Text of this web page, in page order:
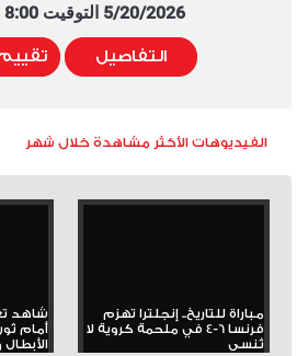
5/20/2026 التوقيت 8:00 PM
التفاصيل تقييم
الفيديوهات الأكثر مشاهدة خلال شهر
مباراة للتاريخ.. إنجلترا تهزم
فرنسا 6-4 في ملحمة كروية لا
تُنسى
شاهد
أمام